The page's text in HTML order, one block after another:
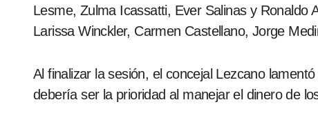
Lesme, Zulma Icassatti, Ever Salinas y Ronaldo
Larissa Winckler, Carmen Castellano, Jorge
Al finalizar la sesión, el concejal Lezcano
debería ser la prioridad al manejar el dinero de